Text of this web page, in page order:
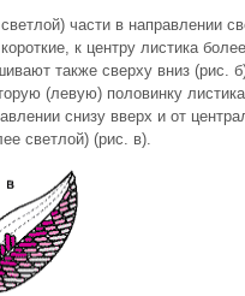
части в направлении
к центру листика более
также сверху вниз (рис.
(левую) половинку листика
снизу вверх и от
светлой) (рис. в).